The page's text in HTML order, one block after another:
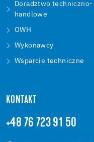
Doradztwo techniczno-
handlowe
OWH
Wykonawcy
Wsparcie techniczne
KONTAKT
+48 76 723 91 50